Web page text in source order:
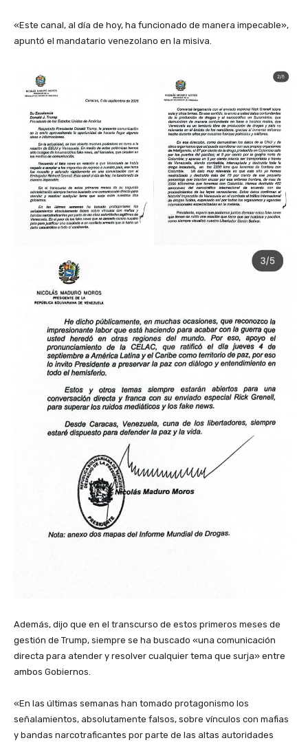
‎«Este canal, al día de hoy, ha funcionado de manera impecable»,
apuntó el mandatario venezolano en la misiva.
Además, dijo que en el transcurso de estos primeros meses de
gestión de Trump, siempre se ha buscado «una comunicación
directa para atender y resolver cualquier tema que surja» entre
ambos Gobiernos.
‎«En las últimas semanas han tomado protagonismo los
señalamientos, absolutamente falsos, sobre vínculos con mafias
y bandas narcotraficantes por parte de las altas autoridades